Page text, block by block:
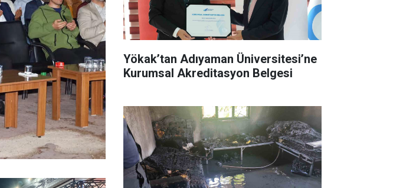
Yökak’tan Adıyaman Üniversitesi’ne
Kurumsal Akreditasyon Belgesi